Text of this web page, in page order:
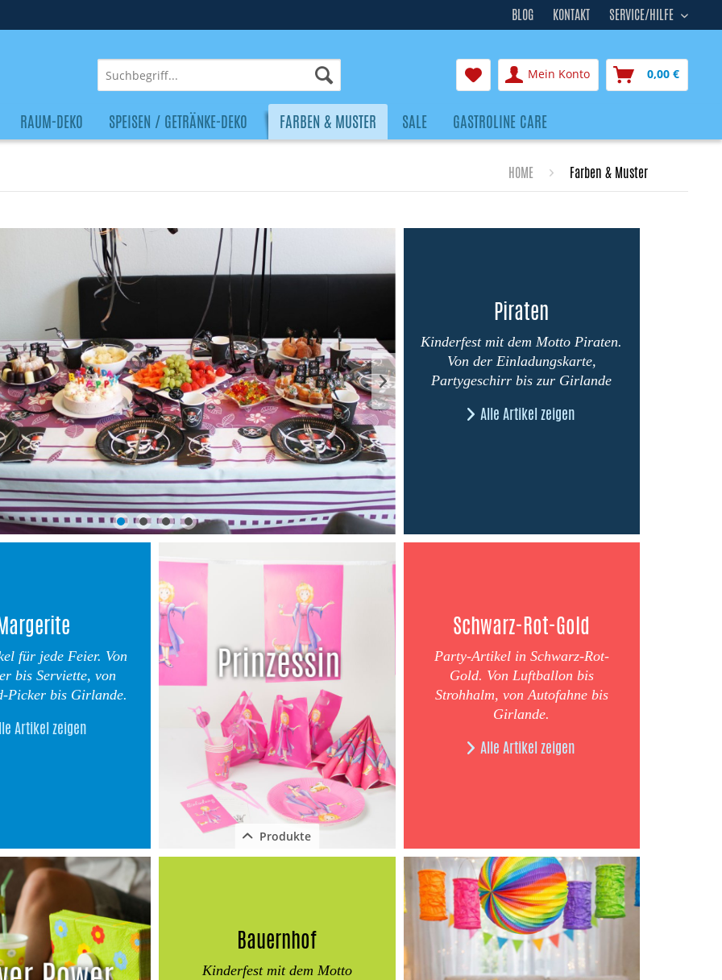
KONTAKT
BLOG SERVICE/HILFE
Mein Konto 0,00 €
RAUM-DEKO SPEISEN / GETRÄNKE-DEKO FARBEN & MUSTER SALE GASTROLINE CARE
HOME Farben & Muster
Piraten
Kinderfest mit dem Motto Piraten.
Von der Einladungskarte,
Partygeschirr bis zur Girlande
Alle Artikel zeigen
für jede Feier. Von
bis Serviette, von
Picker bis Girlande.
Artikel zeigen
Produkte
Schließen
Schwarz-Rot-Gold
Party-Artikel in Schwarz-Rot-
Gold. Von Luftballon bis
Strohhalm, von Autofahne bis
Girlande.
Alle Artikel zeigen
Bauernhof
Kinderfest mit dem Motto